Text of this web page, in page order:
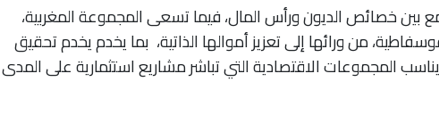
بين خصائص الديون ورأس المال، فيما تسعى المجموعة المغربية،
من ورائها إلى تعزيز أموالها الذاتية، بما يخدم يخدم تحقيق
المجموعات الاقتصادية التي تباشر مشاريع استثمارية على المدى